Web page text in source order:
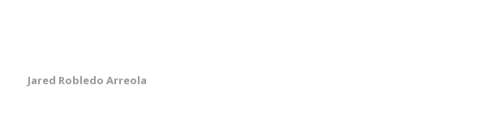
Jared Robledo Arreola